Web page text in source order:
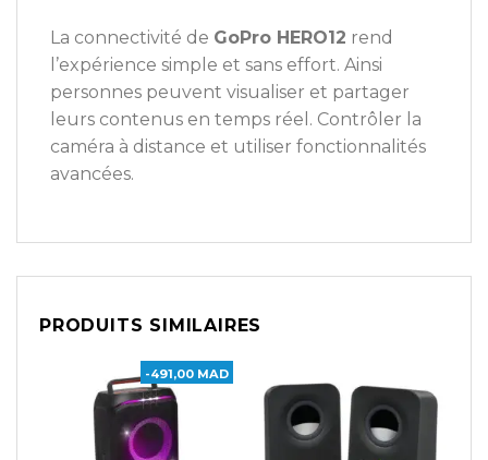
La connectivité de GoPro HERO12 rend
l’expérience simple et sans effort. Ainsi
personnes peuvent visualiser et partager
leurs contenus en temps réel. Contrôler la
caméra à distance et utiliser fonctionnalités
avancées.
PRODUITS SIMILAIRES
-491,00 MAD